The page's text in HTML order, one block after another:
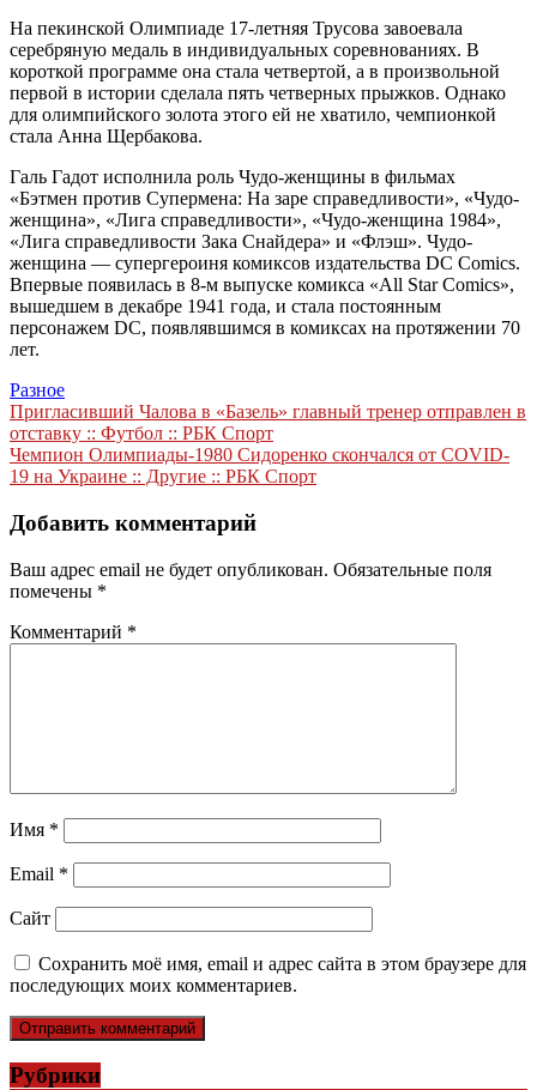
На пекинской Олимпиаде 17-летняя Трусова завоевала
серебряную медаль в индивидуальных соревнованиях. В
короткой программе она стала четвертой, а в произвольной
первой в истории сделала пять четверных прыжков. Однако
для олимпийского золота этого ей не хватило, чемпионкой
стала Анна Щербакова.
Галь Гадот исполнила роль Чудо-женщины в фильмах
«Бэтмен против Супермена: На заре справедливости», «Чудо-
женщина», «Лига справедливости», «Чудо-женщина 1984»,
«Лига справедливости Зака Снайдера» и «Флэш». Чудо-
женщина — супергероиня комиксов издательства DC Comics.
Впервые появилась в 8-м выпуске комикса «All Star Comics»,
вышедшем в декабре 1941 года, и стала постоянным
персонажем DC, появлявшимся в комиксах на протяжении 70
лет.
Разное
Навигация
по
записям
Пригласивший Чалова в «Базель» главный тренер отправлен в
отставку :: Футбол :: РБК Спорт
Чемпион Олимпиады-1980 Сидоренко скончался от COVID-
19 на Украине :: Другие :: РБК Спорт
Добавить комментарий
Ваш адрес email не будет опубликован. Обязательные поля
помечены *
Комментарий *
Имя *
Email *
Сайт
Сохранить моё имя, email и адрес сайта в этом браузере для
последующих моих комментариев.
Рубрики